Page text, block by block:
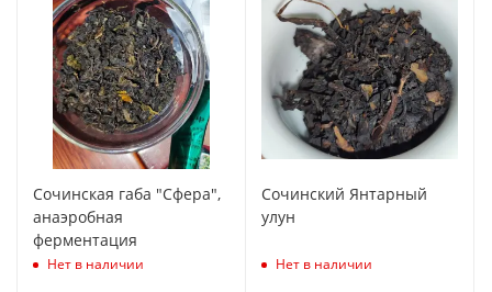
Сочинская габа "Сфера",
анаэробная
ферментация
Нет в наличии
Сочинский Янтарный
улун
Нет в наличии